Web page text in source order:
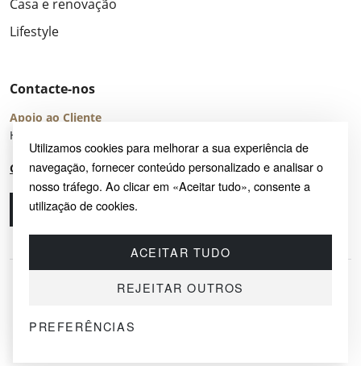
Utilizamos cookies para melhorar a sua experiência de
navegação, fornecer conteúdo personalizado e analisar o
nosso tráfego. Ao clicar em «Aceitar tudo», consente a
utilização de cookies.
ACEITAR TUDO
REJEITAR OUTROS
PREFERÊNCIAS
Casa e renovação
Lifestyle
Contacte-nos
Apoio ao Cliente
Horário de Atendimento: seg – sex 8:00 – 16:00 (UTC+2)
Centro de Ajuda
Ligue-nos
© 2026 SAYRUG OÜ · KESKLINNA LINNAOSA, AHTRI TN 12, 10151, TALLINN,